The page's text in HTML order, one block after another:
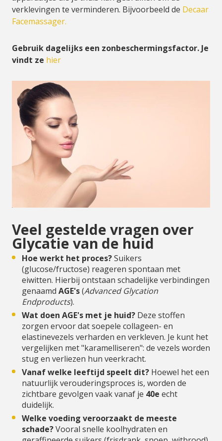
verklevingen te verminderen. Bijvoorbeeld de Decaar
Facemassager.
Gebruik dagelijks een zonbeschermingsfactor. Je
vindt ze hier
Veel gestelde vragen over
Glycatie van de huid
Hoe werkt het proces?Suikers
(glucose/fructose) reageren spontaan met
eiwitten. Hierbij ontstaan schadelijke verbindingen
genaamd AGE's(Advanced Glycation
Endproducts).
Wat doen AGE's met je huid? Deze stoffen
zorgen ervoor dat soepele collageen- en
elastinevezels verharden en verkleven. Je kunt het
vergelijken met "karamelliseren": de vezels worden
stug en verliezen hun veerkracht.
Vanaf welke leeftijd speelt dit? Hoewel het een
natuurlijk verouderingsproces is, worden de
zichtbare gevolgen vaak vanaf je 40e echt
duidelijk.
Welke voeding veroorzaakt de meeste
schade?Vooral snelle koolhydraten en